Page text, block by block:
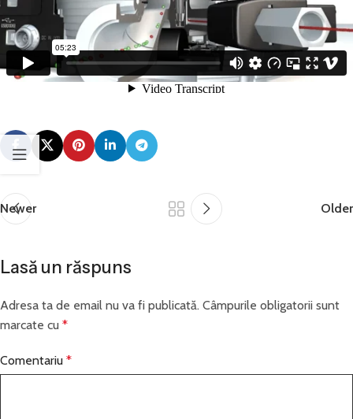
Newer Older
Lasă un răspuns
Adresa ta de email nu va fi publicată. Câmpurile obligatorii sunt
marcate cu *
Comentariu *